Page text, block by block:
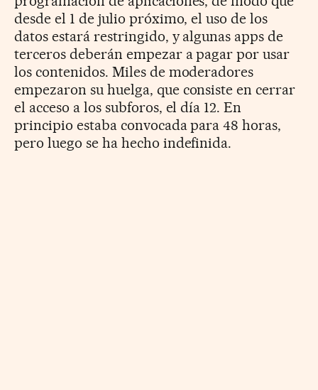
desde el 1 de julio próximo, el uso de los
datos estará restringido, y algunas apps de
terceros deberán empezar a pagar por usar
los contenidos. Miles de moderadores
empezaron su huelga, que consiste en cerrar
el acceso a los subforos, el día 12. En
principio estaba convocada para 48 horas,
pero luego se ha hecho indefinida.